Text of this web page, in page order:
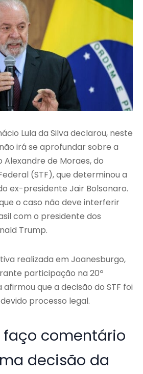
Lula da Silva declarou, neste
irá se aprofundar sobre a
de Moraes, do
(STF), que determinou a
ex-presidente Jair Bolsonaro.
o caso não deve interferir
com o presidente dos
Trump.
realizada em Joanesburgo,
participação na 20ª
afirmou que a decisão do STF foi
processo legal.
faço comentário
decisão da